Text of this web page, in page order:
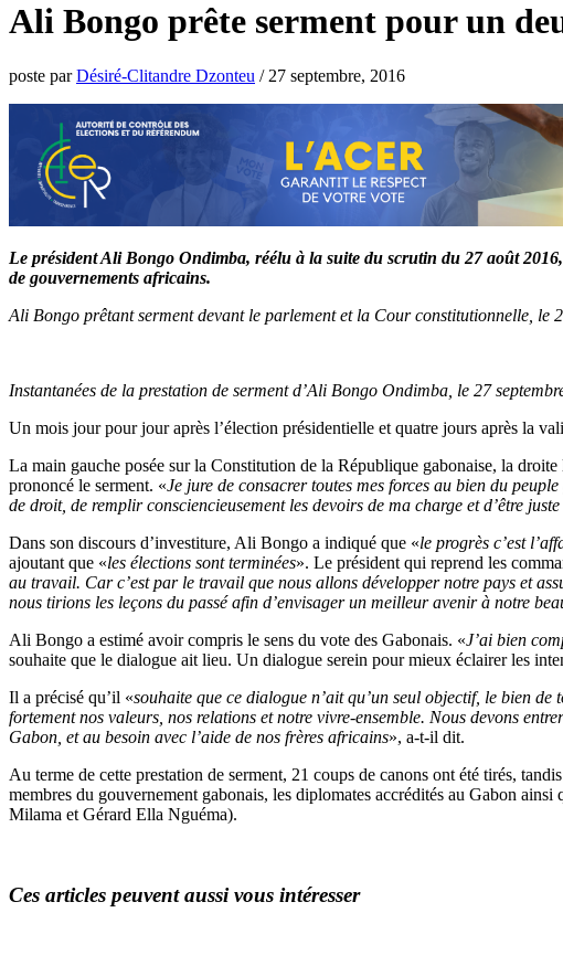
Ali Bongo prête serment pour un
poste parDésiré-Clitandre Dzonteu / 27 septembre, 2016
Le président Ali Bongo Ondimba, réélu à la suite du scrutin du 27 août
de gouvernements africains.
Ali Bongo prêtant serment devant le parlement et la Cour constitutionnelle, le
Instantanées de la prestation de serment d’Ali Bongo Ondimba, le 27
Un mois jour pour jour après l’élection présidentielle et quatre jours après la
La main gauche posée sur la Constitution de la République gabonaise, la
prononcé le serment. «Je jure de consacrer toutes mes forces au bien du
de droit, de remplir consciencieusement les devoirs de ma charge et d’être
Dans son discours d’investiture, Ali Bongo a indiqué que «le progrès c’est
ajoutant que «les élections sont terminées». Le président qui reprend les
au travail. Car c’est par le travail que nous allons développer notre pays et
nous tirions les leçons du passé afin d’envisager un meilleur avenir à notre
Ali Bongo a estimé avoir compris le sens du vote des Gabonais. «J’ai bien
souhaite que le dialogue ait lieu. Un dialogue serein pour mieux éclairer les
Il a précisé qu’il «souhaite que ce dialogue n’ait qu’un seul objectif, le bien de
fortement nos valeurs, nos relations et notre vivre-ensemble. Nous devons
Gabon, et au besoin avec l’aide de nos frères africains», a-t-il dit.
Au terme de cette prestation de serment, 21 coups de canons ont été tirés,
membres du gouvernement gabonais, les diplomates accrédités au Gabon
Milama et Gérard Ella Nguéma).
Ces articles peuvent aussi vous intéresser